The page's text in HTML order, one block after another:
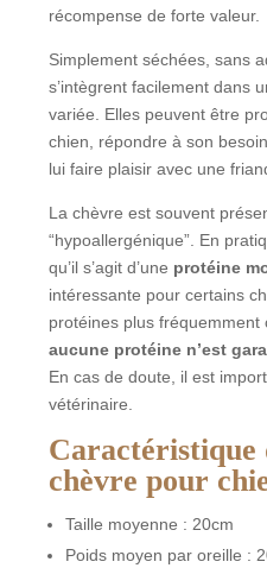
récompense de forte valeur.
Simplement séchées, sans
s’intègrent facilement dans
variée. Elles peuvent être
chien, répondre à son
lui faire plaisir avec une
La chèvre est souvent
“hypoallergénique”. En
qu’il s’agit d’une protéine
intéressante pour certains
protéines plus
aucune protéine n’est
En cas de doute, il est
vétérinaire.
Caractéristique
chèvre pour
Taille moyenne : 20cm
Poids moyen par oreille :